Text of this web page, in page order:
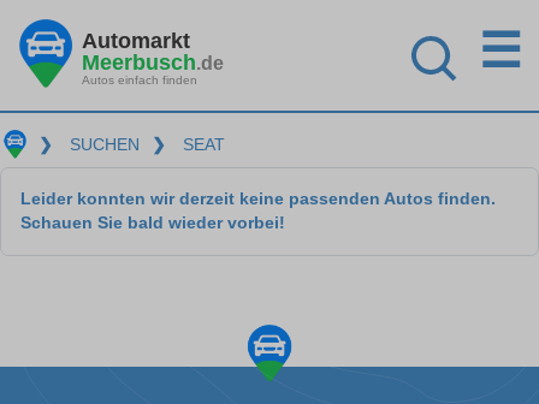
Automarkt
Meerbusch.de
Autos einfach finden
☰
❯ SUCHEN ❯ SEAT
Leider konnten wir derzeit keine passenden Autos finden.
Schauen Sie bald wieder vorbei!